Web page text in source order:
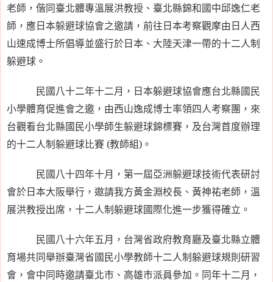
老師，偕同臺北體專溫展洪教授、臺北縣錦和國中邱逸仁老
師，應日本躲避球協會之邀請，前往日本考察觀摩由日人西
山速成博士所倡導並盛行於日本、大陸天津一帶的十二人制
躲避球。
民國八十二年十二月，日本躲避球協會應台北縣國民
小學體育促進會之邀，由西山逸成博士率領四人考察團，來
台觀看台北縣國民小學師生躲避球錦標賽，及台灣首度辦理
的十二人制躲避球比賽 (教師組) 。
民國八十四年十月，第一屆亞洲躲避球技術代表研討
會於日本大阪舉行，遨請我方黃金淵校長、黃神祐老師，溫
展洪教授出席，十二人制躲避球國際化進一步獲得確立。
民國八十六年五月，台灣省政府教育廳及臺北縣立體
育場共同舉辦臺灣省國民小學教師十二人制躲避球規則研習
會，會中同時邀請臺北市、高雄市派員參加。同年十二月，